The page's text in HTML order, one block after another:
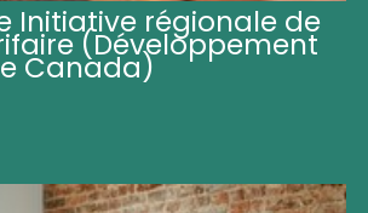
Initiative régionale de
(Développement
Canada)